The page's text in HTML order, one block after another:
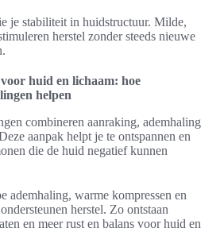
je stabiliteit in huidstructuur. Milde,
herstel zonder steeds nieuwe
huid en lichaam: hoe
helpen
combineren aanraking, ademhaling
aanpak helpt je te ontspannen en
die de huid negatief kunnen
ademhaling, warme kompressen en
herstel. Zo ontstaan
en meer rust en balans voor huid en